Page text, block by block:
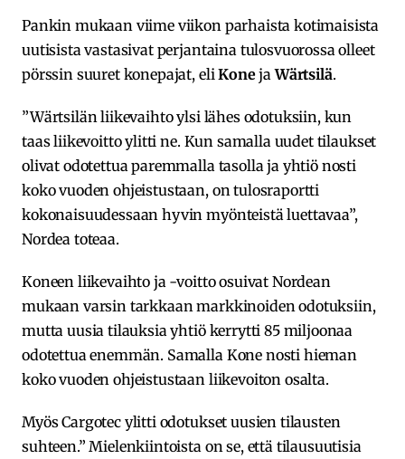
Pankin mukaan viime viikon parhaista kotimaisista
uutisista vastasivat perjantaina tulosvuorossa olleet
pörssin suuret konepajat, eliKonejaWärtsilä.
”Wärtsilän liikevaihto ylsi lähes odotuksiin, kun
taas liikevoitto ylitti ne. Kun samalla uudet tilaukset
olivat odotettua paremmalla tasolla ja yhtiö nosti
koko vuoden ohjeistustaan, on tulosraportti
kokonaisuudessaan hyvin myönteistä luettavaa”,
Nordea toteaa.
Koneen liikevaihto ja -voitto osuivat Nordean
mukaan varsin tarkkaan markkinoiden odotuksiin,
mutta uusia tilauksia yhtiö kerrytti 85 miljoonaa
odotettua enemmän. Samalla Kone nosti hieman
koko vuoden ohjeistustaan liikevoiton osalta.
Myös Cargotec ylitti odotukset uusien tilausten
suhteen.” Mielenkiintoista on se, että tilausuutisia